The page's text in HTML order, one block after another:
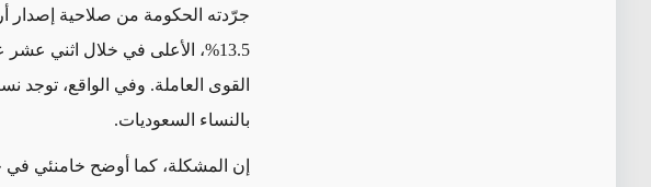
جرّدته الحكومة من صلاحية إصدار
13.5%، الأعلى في خلال اثني
القوى العاملة. وفي الواقع، توجد
بالنساء السعوديات.
إن المشكلة، كما أوضح خامنئي في